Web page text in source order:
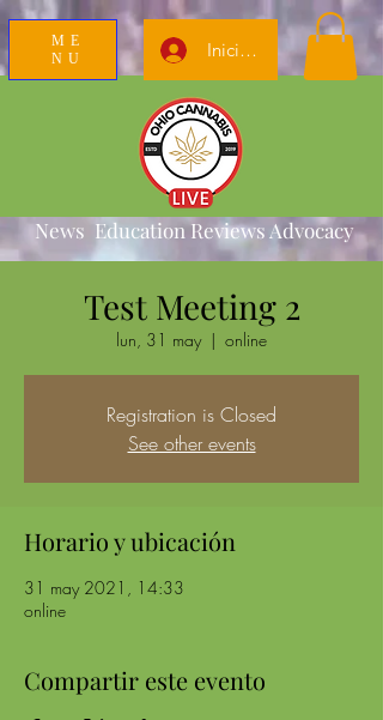
ME
NU
Iniciar sesión
News Education Reviews Advocacy
Test Meeting 2
lun, 31 may
  |
online
Registration is Closed
See other events
Horario y ubicación
31 may 2021, 14:33
online
Compartir este evento